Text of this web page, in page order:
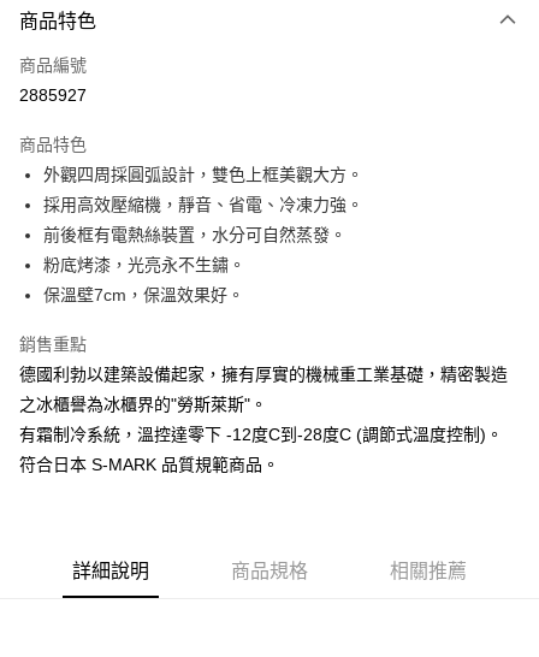
信用卡一次付款
LINE Pay
街口支付
悠遊付
AFTEE先享後付
相關說明
AFTEE先享後付是「在收到商品之後才付款」的支付方式。 讓您購物簡單
便利好安心！
１．簡單：不需註冊會員、不需綁卡、不需儲值。
２．便利：只要手機號碼，簡訊認證，即可結帳。
３．安心：先確認商品／服務後，再付款。
【「AFTEE先享後付」結帳流程】
ATM／網路銀行／等多元方式進行付款，方視為交易完成。
※ 請注意：結帳手續完成當下不需立刻繳費，但若您需要取消訂單，請聯絡
運送方式
宅配(請注意配件不含在免運內)
免運費
商品特色
商品編號
2885927
商品特色
外觀四周採圓弧設計，雙色上框美觀大方。
採用高效壓縮機，靜音、省電、冷凍力強。
前後框有電熱絲裝置，水分可自然蒸發。
粉底烤漆，光亮永不生鏽。
保溫壁7cm，保溫效果好。
銷售重點
德國利勃以建築設備起家，擁有厚實的機械重工業基礎，精密製造
之冰櫃譽為冰櫃界的"勞斯萊斯"。
有霜制冷系統，溫控達零下 -12度C到-28度C (調節式溫度控制)。
符合日本 S-MARK 品質規範商品。
詳細說明 商品規格 相關推薦